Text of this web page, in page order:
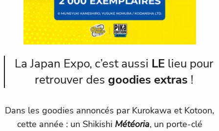
La Japan Expo, c’est aussi LE lieu pour
retrouver des goodies extras !
Dans les goodies annoncés par Kurokawa et Kotoon,
cette année : un Shikishi Météoria, un porte-clé